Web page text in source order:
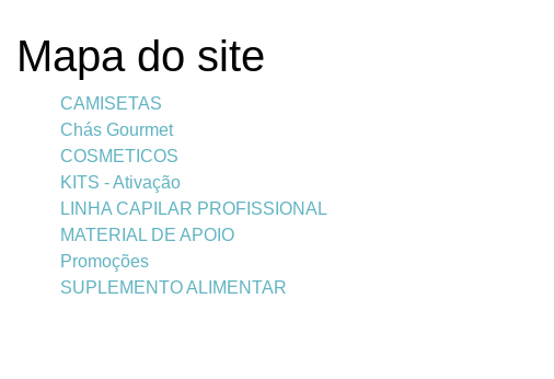
Mapa do site
CAMISETAS
Chás Gourmet
COSMETICOS
KITS - Ativação
LINHA CAPILAR PROFISSIONAL
MATERIAL DE APOIO
Promoções
SUPLEMENTO ALIMENTAR